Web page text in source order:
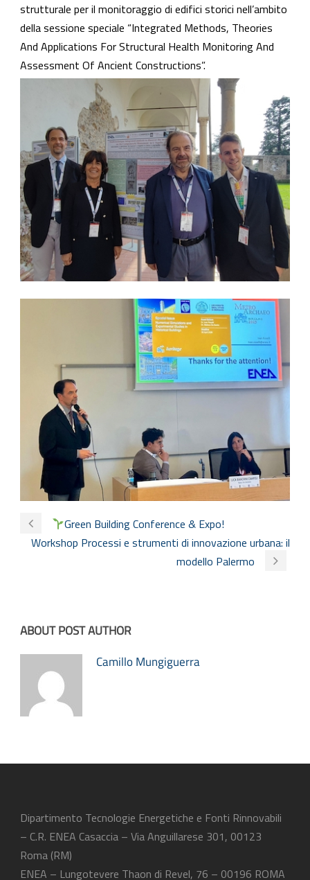
strutturale per il monitoraggio di edifici storici nell’ambito
della sessione speciale “Integrated Methods, Theories
And Applications For Structural Health Monitoring And
Assessment Of Ancient Constructions”.
Green Building Conference & Expo!
Workshop Processi e strumenti di innovazione urbana: il
modello Palermo
ABOUT POST AUTHOR
Camillo Mungiguerra
Dipartimento Tecnologie Energetiche e Fonti Rinnovabili
– C.R. ENEA Casaccia – Via Anguillarese 301, 00123
Roma (RM)
ENEA – Lungotevere Thaon di Revel, 76 – 00196 ROMA